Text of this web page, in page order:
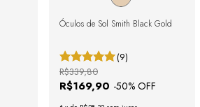
Óculos de Sol Smith Black Gold
(9)
R$169,90 -50% OFF
R$339,80